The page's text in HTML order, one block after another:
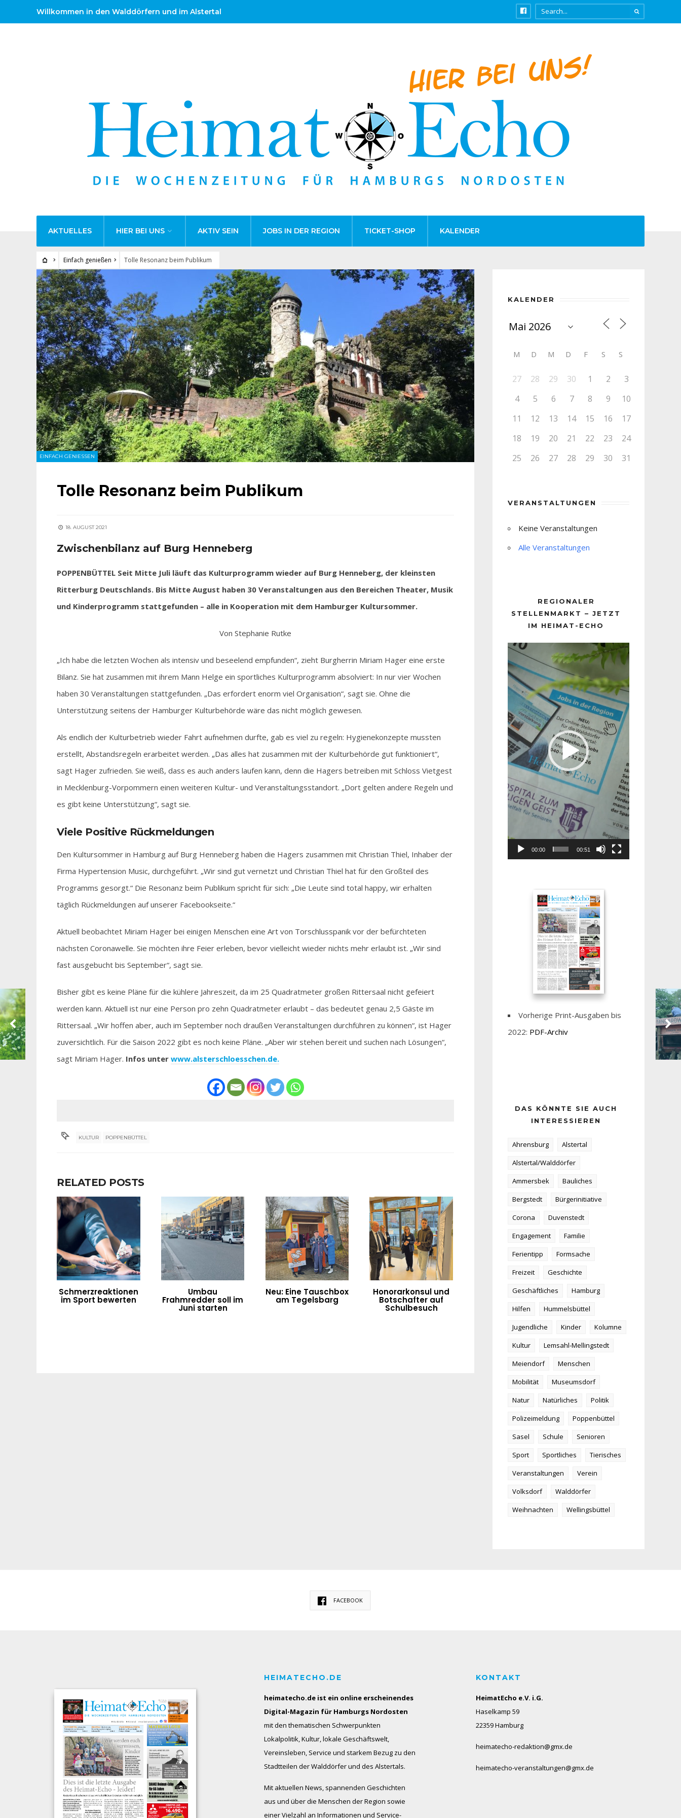
Willkommen in den Walddörfern und im Alstertal
AKTUELLES HIER BEI UNS AKTIV SEIN JOBS IN DER REGION TICKET-SHOP KALENDER
Einfach genießen Tolle Resonanz beim Publikum
EINFACH GENIESSEN
Tolle Resonanz beim Publikum
18. AUGUST 2021
Zwischenbilanz auf Burg Henneberg
POPPENBÜTTEL Seit Mitte Juli läuft das Kulturprogramm wieder auf Burg Henneberg, der kleinsten
Ritterburg Deutschlands. Bis Mitte August haben 30 Veranstaltungen aus den Bereichen Theater, Musik
und Kinderprogramm stattgefunden – alle in Kooperation mit dem Hamburger Kultursommer.
Von Stephanie Rutke
„Ich habe die letzten Wochen als intensiv und beseelend empfunden“, zieht Burgherrin Miriam Hager eine erste
Bilanz. Sie hat zusammen mit ihrem Mann Helge ein sportliches Kulturprogramm absolviert: In nur vier Wochen
haben 30 Veranstaltungen stattgefunden. „Das erfordert enorm viel Organisation“, sagt sie. Ohne die
Unterstützung seitens der Hamburger Kulturbehörde wäre das nicht möglich gewesen.
Als endlich der Kulturbetrieb wieder Fahrt aufnehmen durfte, gab es viel zu regeln: Hygienekonzepte mussten
erstellt, Abstandsregeln erarbeitet werden. „Das alles hat zusammen mit der Kulturbehörde gut funktioniert“,
sagt Hager zufrieden. Sie weiß, dass es auch anders laufen kann, denn die Hagers betreiben mit Schloss Vietgest
in Mecklenburg-Vorpommern einen weiteren Kultur- und Veranstaltungsstandort. „Dort gelten andere Regeln und
es gibt keine Unterstützung“, sagt sie.
Viele Positive Rückmeldungen
Den Kultursommer in Hamburg auf Burg Henneberg haben die Hagers zusammen mit Christian Thiel, Inhaber der
Firma Hypertension Music, durchgeführt. „Wir sind gut vernetzt und Christian Thiel hat für den Großteil des
Programms gesorgt.“ Die Resonanz beim Publikum spricht für sich: „Die Leute sind total happy, wir erhalten
täglich Rückmeldungen auf unserer Facebookseite.“
Aktuell beobachtet Miriam Hager bei einigen Menschen eine Art von Torschlusspanik vor der befürchteten
nächsten Coronawelle. Sie möchten ihre Feier erleben, bevor vielleicht wieder nichts mehr erlaubt ist. „Wir sind
fast ausgebucht bis September“, sagt sie.
Bisher gibt es keine Pläne für die kühlere Jahreszeit, da im 25 Quadratmeter großen Rittersaal nicht gefeiert
werden kann. Aktuell ist nur eine Person pro zehn Quadratmeter erlaubt – das bedeutet genau 2,5 Gäste im
Rittersaal. „Wir hoffen aber, auch im September noch draußen Veranstaltungen durchführen zu können“, ist Hager
zuversichtlich. Für die Saison 2022 gibt es noch keine Pläne. „Aber wir stehen bereit und suchen nach Lösungen“,
sagt Miriam Hager. Infos unter www.alsterschloesschen.de.
KULTUR POPPENBÜTTEL
RELATED POSTS
Schmerzreaktionen
im Sport bewerten
Umbau
Frahmredder soll im
Juni starten
Neu: Eine Tauschbox
am Tegelsbarg
Honorarkonsul und
Botschafter auf
Schulbesuch
KALENDER
M D M D F S S
27 28 29 30 1 2
3
4
5 6 7 8 9
10
11
12 13 14 15 16
17
18
19 20 21 22 23
24
25
26 27 28 29 30 31
VERANSTALTUNGEN
Keine Veranstaltungen
Alle Veranstaltungen
REGIONALER
STELLENMARKT – JETZT
IM HEIMAT-ECHO
Player
00:00 00:51
Vorherige Print-Ausgaben bis
2022: PDF-Archiv
DAS KÖNNTE SIE AUCH
INTERESSIEREN
Ahrensburg
Alstertal
Alstertal/Walddörfer
Ammersbek
Bauliches
Bergstedt
Bürgerinitiative
Corona
Duvenstedt
Engagement
Familie
Ferientipp
Formsache
Freizeit
Geschichte
Geschäftliches
Hamburg
Hilfen
Hummelsbüttel
Jugendliche
Kinder
Kolumne
Kultur
Lemsahl-Mellingstedt
Meiendorf
Menschen
Mobilität
Museumsdorf
Natur
Natürliches
Politik
Polizeimeldung
Poppenbüttel
Sasel
Schule
Senioren
Sport
Sportliches
Tierisches
Veranstaltungen
Verein
Volksdorf
Walddörfer
Weihnachten
Wellingsbüttel
FACEBOOK
HEIMATECHO.DE
heimatecho.de ist ein online erscheinendes
Digital-Magazin für Hamburgs Nordosten
mit den thematischen Schwerpunkten
Lokalpolitik, Kultur, lokale Geschäftswelt,
Vereinsleben, Service und starkem Bezug zu den
Stadtteilen der Walddörfer und des Alstertals.
Mit aktuellen News, spannenden Geschichten
aus und über die Menschen der Region sowie
einer Vielzahl an Informationen und Service-
KONTAKT
HeimatEcho e.V. i.G.
Haselkamp 59
22359 Hamburg
heimatecho-redaktion@gmx.de
heimatecho-veranstaltungen@gmx.de